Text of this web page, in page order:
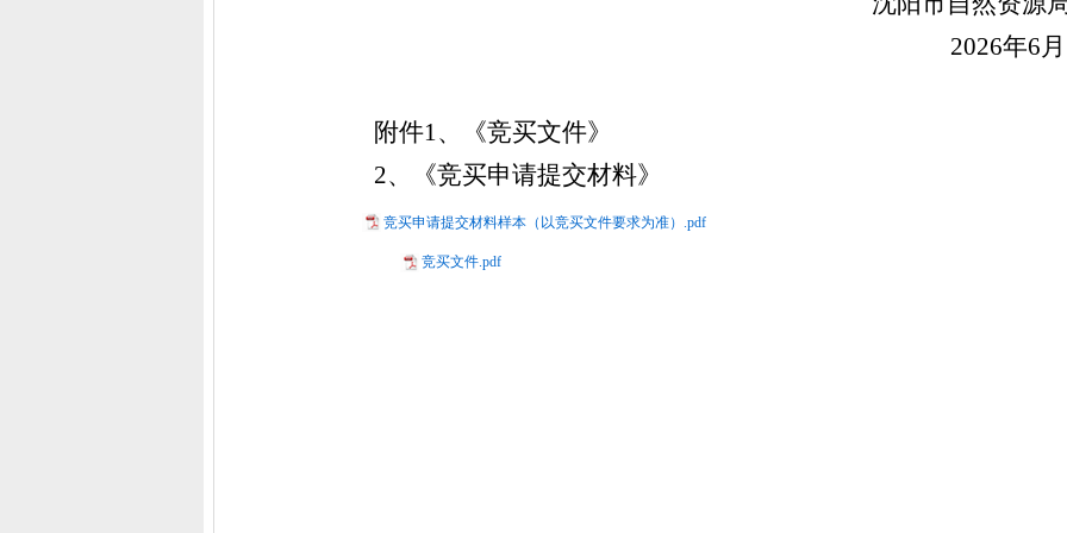
2026年6月17
附件1、《竞买文件》
2、《竞买申请提交材料》
竞买申请提交材料样本（以竞买文件要求为准）.pdf
竞买文件.pdf